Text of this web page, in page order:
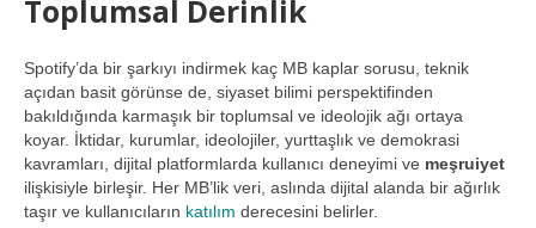
Toplumsal Derinlik
Spotify’da bir şarkıyı indirmek kaç MB kaplar sorusu, teknik
açıdan basit görünse de, siyaset bilimi perspektifinden
bakıldığında karmaşık bir toplumsal ve ideolojik ağı ortaya
koyar. İktidar, kurumlar, ideolojiler, yurttaşlık ve demokrasi
kavramları, dijital platformlarda kullanıcı deneyimi ve meşruiyet
ilişkisiyle birleşir. Her MB’lik veri, aslında dijital alanda bir ağırlık
taşır ve kullanıcıların katılım derecesini belirler.